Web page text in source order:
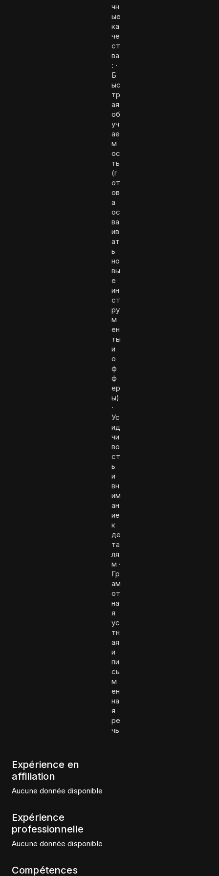
чн
ые
ка
че
ст
ва
: ·
Б
ыс
тр
ая
об
уч
ае
м
ос
ть
(г
от
ов
а
ос
ва
ив
ат
ь
но
вы
е
ин
ст
ру
м
ен
ты
и
о
ф
ф
ер
ы)
·
Ус
ид
чи
во
ст
ь
и
вн
им
ан
ие
к
де
та
ля
м ·
Гр
ам
от
на
я
ус
тн
ая
и
пи
сь
м
ен
на
я
ре
чь
Expérience en
affiliation
Aucune donnée disponible
Expérience
professionnelle
Aucune donnée disponible
Compétences